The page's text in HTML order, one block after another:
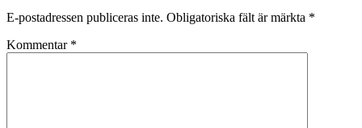
E-postadressen publiceras inte. Obligatoriska fält är märkta *
Kommentar *